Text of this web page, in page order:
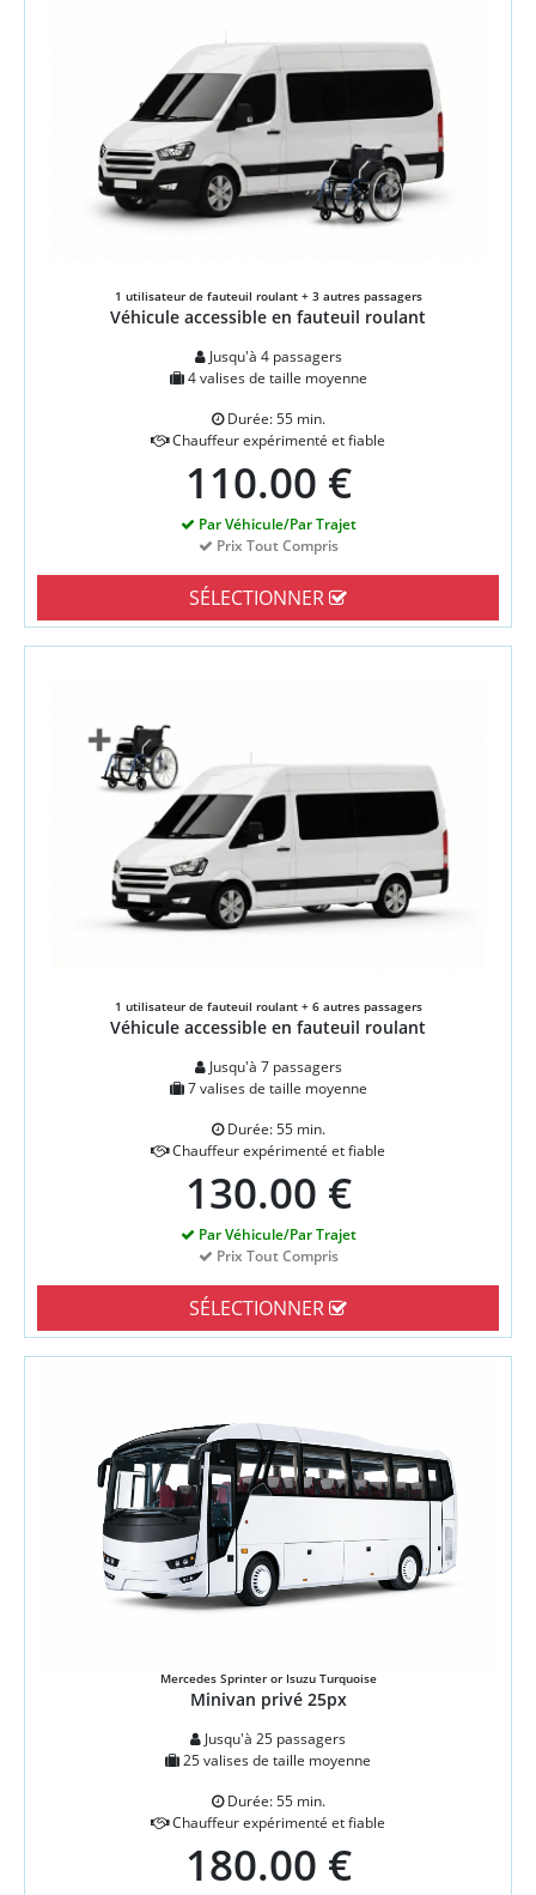
1 utilisateur de fauteuil roulant + 3 autres passagers
Véhicule accessible en fauteuil roulant
Jusqu'à 4 passagers
4 valises de taille moyenne
Durée: 55 min.
Chauffeur expérimenté et fiable
110.00 €
Par Véhicule/Par Trajet
Prix Tout Compris
SÉLECTIONNER
1 utilisateur de fauteuil roulant + 6 autres passagers
Véhicule accessible en fauteuil roulant
Jusqu'à 7 passagers
7 valises de taille moyenne
Durée: 55 min.
Chauffeur expérimenté et fiable
130.00 €
Par Véhicule/Par Trajet
Prix Tout Compris
SÉLECTIONNER
Mercedes Sprinter or Isuzu Turquoise
Minivan privé 25px
Jusqu'à 25 passagers
25 valises de taille moyenne
Durée: 55 min.
Chauffeur expérimenté et fiable
180.00 €